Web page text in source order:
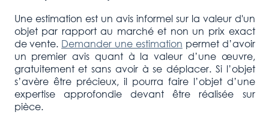
Une estimation est un avis informel sur la valeur d'un
objet par rapport au marché et non un prix exact
de vente. Demander une estimation permet d’avoir
un premier avis quant à la valeur d’une œuvre,
gratuitement et sans avoir à se déplacer. Si l’objet
s’avère être précieux, il pourra faire l’objet d’une
expertise approfondie devant être réalisée sur
pièce.